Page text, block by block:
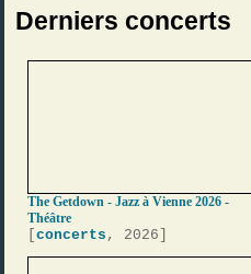
Derniers concerts
The Getdown - Jazz à Vienne 2026 -
Théâtre
[concerts , 2026]